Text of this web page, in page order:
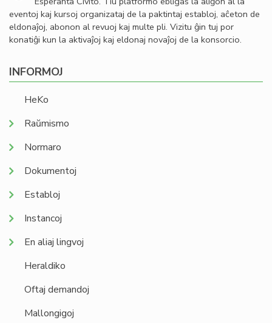
eventoj kaj kursoj organizataj de la paktintaj establoj, aĉeton de
eldonaĵoj, abonon al revuoj kaj multe pli. Vizitu ĝin tuj por
konatiĝi kun la aktivaĵoj kaj eldonaj novaĵoj de la konsorcio.
INFORMOJ
HeKo
Raŭmismo
Normaro
Dokumentoj
Establoj
Instancoj
En aliaj lingvoj
Heraldiko
Oftaj demandoj
Mallongigoj